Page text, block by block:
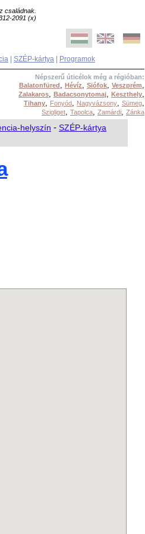
családnak.
2091 (x)
SZÉP-kártya Programok
Népszerű úticélok még a régióban:
Balatonfüred, Hévíz, Siófok, Veszprém,
Zalakaros, Badacsonytomaj, Keszthely,
Tihany, Fonyód, Nagyvázsony, Sümeg,
Szigliget, Tapolca, Zamárdi, Zánka
helyszín - SZÉP-kártya